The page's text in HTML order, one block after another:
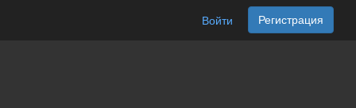
Войти Регистрация